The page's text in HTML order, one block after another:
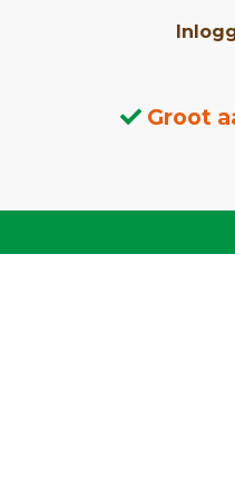
Groot